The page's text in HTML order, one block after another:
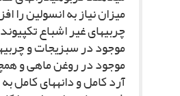
میزان نیاز به انسولین را
چربى‏هاى غیر اشباع
موجود در روغن ماهى و
آرد کامل و دانه‏هاى کامل